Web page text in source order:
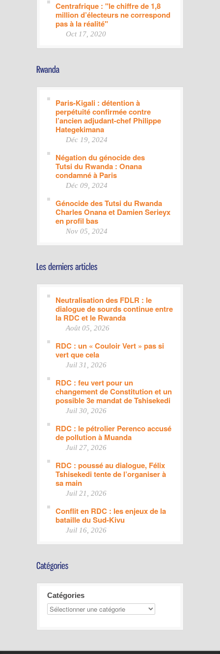
Centrafrique : "le chiffre de 1,8
million d’électeurs ne correspond
pas à la réalité"
Oct 17, 2020
Paris-Kigali : détention à
perpétuité confirmée contre
l’ancien adjudant-chef Philippe
Hategekimana
Déc 19, 2024
Négation du génocide des
Tutsi du Rwanda : Onana
condamné à Paris
Déc 09, 2024
Génocide des Tutsi du Rwanda
Charles Onana et Damien Serieyx
en profil bas
Nov 05, 2024
Neutralisation des FDLR : le
dialogue de sourds continue entre
la RDC et le Rwanda
Août 05, 2026
RDC : un « Couloir Vert » pas si
vert que cela
Juil 31, 2026
RDC : feu vert pour un
changement de Constitution et un
possible 3e mandat de Tshisekedi
Juil 30, 2026
RDC : le pétrolier Perenco accusé
de pollution à Muanda
Juil 27, 2026
RDC : poussé au dialogue, Félix
Tshisekedi tente de l’organiser à
sa main
Juil 21, 2026
Conflit en RDC : les enjeux de la
bataille du Sud-Kivu
Juil 16, 2026
Catégories